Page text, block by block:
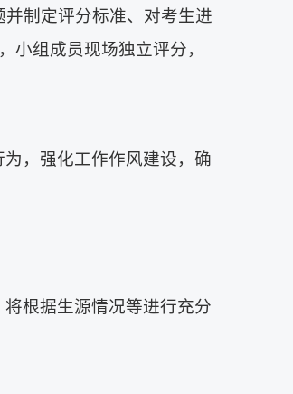
制定评分标准、对考生进
小组成员现场独立评分，
，强化工作作风建设，确
根据生源情况等进行充分